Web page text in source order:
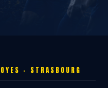
– STRASBOURG